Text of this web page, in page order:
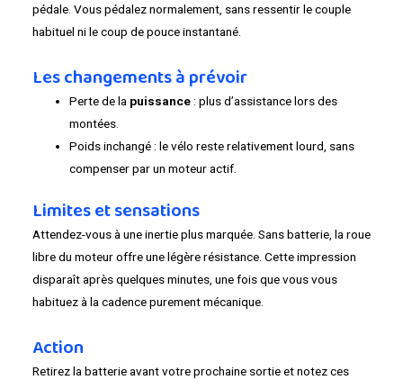
pédale. Vous pédalez normalement, sans ressentir le couple
habituel ni le coup de pouce instantané.
Les changements à prévoir
Perte de la puissance: plus d’assistance lors des
montées.
Poids inchangé : le vélo reste relativement lourd, sans
compenser par un moteur actif.
Limites et sensations
Attendez-vous à une inertie plus marquée. Sans batterie, la roue
libre du moteur offre une légère résistance. Cette impression
disparaît après quelques minutes, une fois que vous vous
habituez à la cadence purement mécanique.
Action
Retirez la batterie avant votre prochaine sortie et notez ces